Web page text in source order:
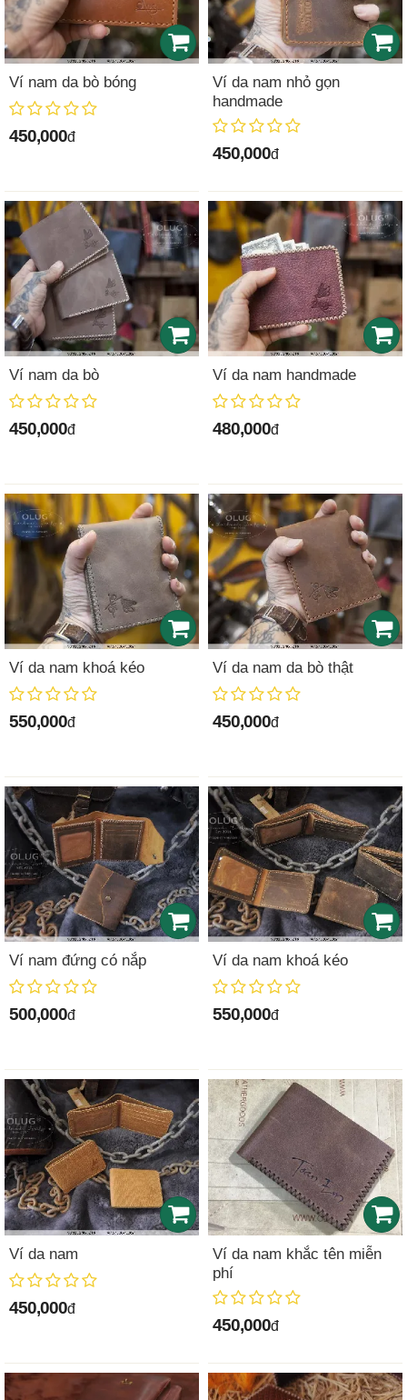
Ví nam da bò bóng
450,000đ
Ví da nam nhỏ gọn
handmade
450,000đ
Ví nam da bò
450,000đ
Ví da nam handmade
480,000đ
Ví da nam khoá kéo
550,000đ
Ví da nam da bò thật
450,000đ
Ví nam đứng có nắp
500,000đ
Ví da nam khoá kéo
550,000đ
Ví da nam
450,000đ
Ví da nam khắc tên miễn
phí
450,000đ